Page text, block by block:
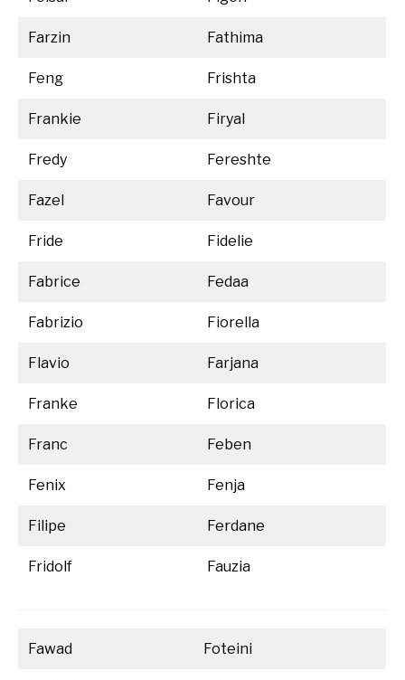
Farzin Fathima
Feng Frishta
Frankie Firyal
Fredy Fereshte
Fazel Favour
Fride Fidelie
Fabrice Fedaa
Fabrizio Fiorella
Flavio Farjana
Franke Florica
Franc Feben
Fenix Fenja
Filipe Ferdane
Fridolf Fauzia
Fawad Foteini